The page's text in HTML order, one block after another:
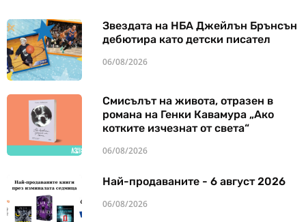
Звездата на НБА Джейлън Брънсън
дебютира като детски писател
06/08/2026
Смисълът на живота, отразен в
романа на Генки Кавамура „Ако
котките изчезнат от света“
06/08/2026
Най-продаваните - 6 август 2026
06/08/2026